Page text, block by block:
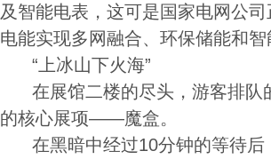
及智能电表，这可是国家电网公
电能实现多网融合、环保储能和
“上冰山下火海”
在展馆二楼的尽头，游客排队
的核心展项――魔盒。
在黑暗中经过10分钟的等待后